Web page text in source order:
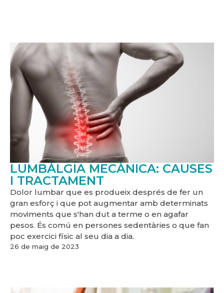
LUMBÀLGIA MECÀNICA: CAUSES
I TRACTAMENT
Dolor lumbar que es produeix després de fer un
gran esforç i que pot augmentar amb determinats
moviments que s'han dut a terme o en agafar
pesos. És comú en persones sedentàries o que fan
poc exercici físic al seu dia a dia.
26 de maig de 2023